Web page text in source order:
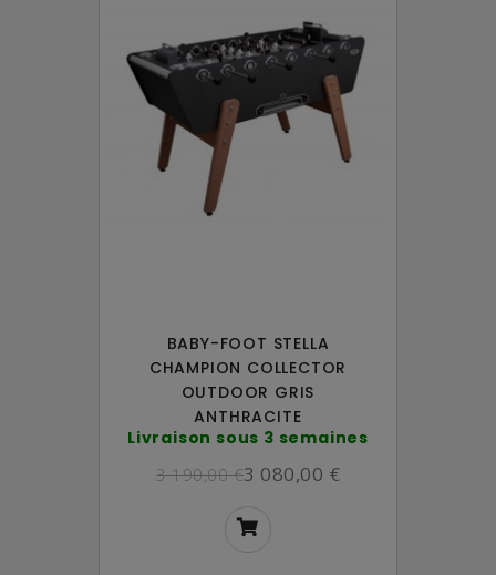
BABY-FOOT STELLA
CHAMPION COLLECTOR
OUTDOOR GRIS
ANTHRACITE
Livraison sous 3 semaines
3 190,00 €3 080,00 €